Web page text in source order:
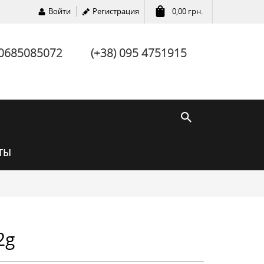
Войти Регистрация 0,00 грн.
(+38) 095 4751915